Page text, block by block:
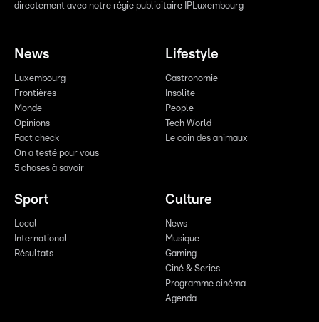
directement avec notre régie publicitaire IPLuxembourg
News
Luxembourg
Frontières
Monde
Opinions
Fact check
On a testé pour vous
5 choses à savoir
Lifestyle
Gastronomie
Insolite
People
Tech World
Le coin des animaux
Sport
Local
International
Résultats
Culture
News
Musique
Gaming
Ciné & Series
Programme cinéma
Agenda